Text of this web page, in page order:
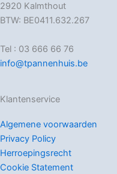
2920 Kalmthout
BTW: BE0411.632.267
Tel : 03 666 66 76
info@tpannenhuis.be
Klantenservice
Algemene voorwaarden
Privacy Policy
Herroepingsrecht
Cookie Statement